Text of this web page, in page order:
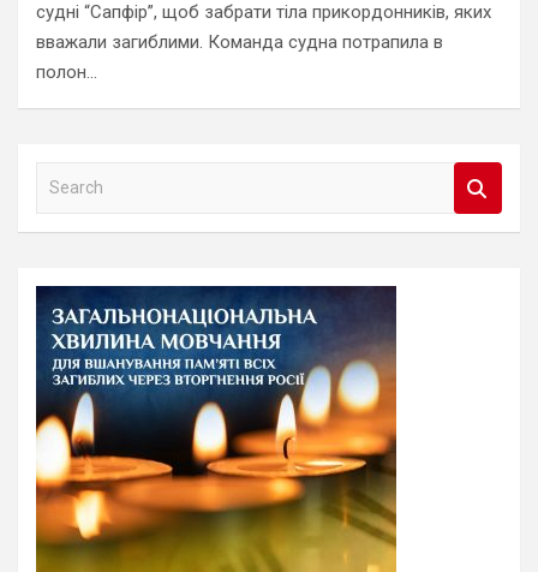
судні “Сапфір”, щоб забрати тіла прикордонників, яких
вважали загиблими. Команда судна потрапила в
полон…
a